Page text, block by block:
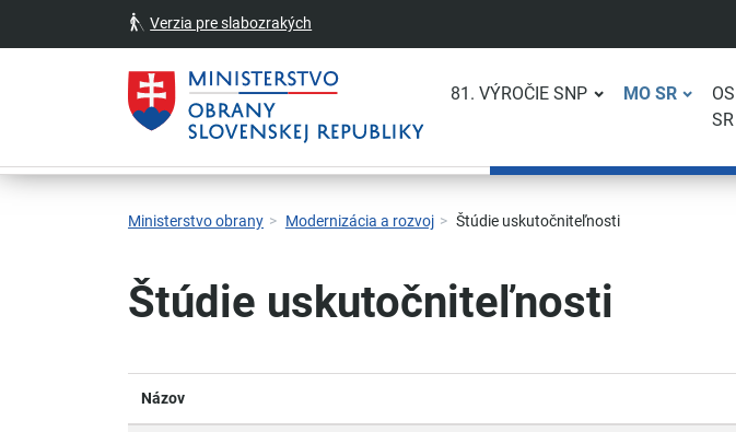
Skočiť na hlavnú navigáciu
Skočiť na obsah
Skočiť na bočný panel
Skočiť na pätičku
Kontakt
Prehlásenie o prístupnosti
Verzia pre slabozrakých
81. VÝROČIE SNP MO SR
OS
SR
Ministerstvo obrany Modernizácia a rozvoj Štúdie uskutočniteľnosti
Štúdie uskutočniteľnosti
Názov